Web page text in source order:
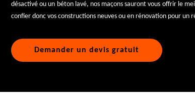
désactivé ou un béton lavé, nos maçons sauront vous offrir le
confier donc vos constructions neuves ou en rénovation pour un
Demander un devis gratuit